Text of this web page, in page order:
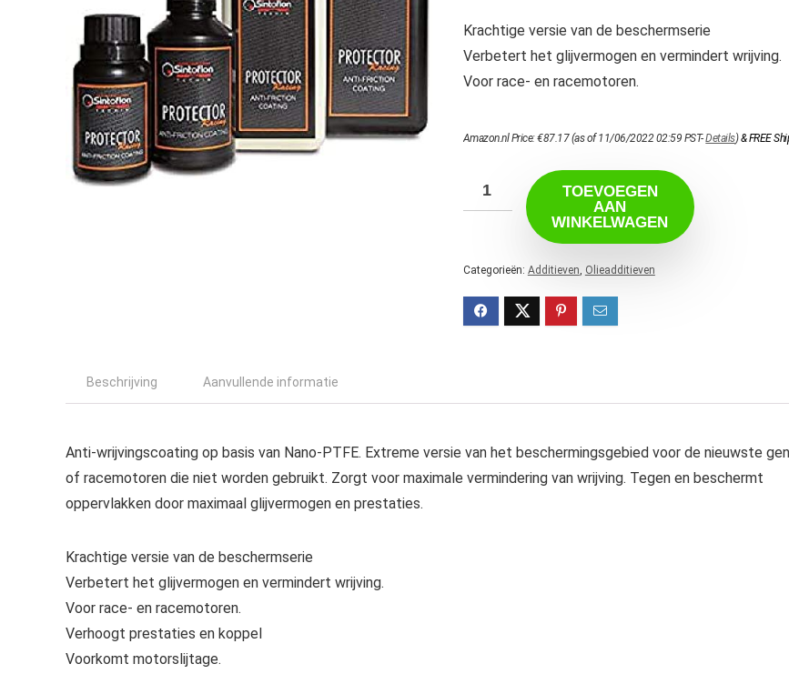
Krachtige versie van de beschermserie
Verbetert het glijvermogen en vermindert wrijving.
Voor race- en racemotoren.
Amazon.nl Price:€87.17(as of 11/06/2022 02:59 PST-Details)&FREE
TOEVOEGEN
AAN
WINKELWAGEN
Categorieën: Additieven, Olieadditieven
Beschrijving Aanvullende informatie
Anti-wrijvingscoating op basis van Nano-PTFE. Extreme versie van het beschermingsgebied voor de nieuwste
of racemotoren die niet worden gebruikt. Zorgt voor maximale vermindering van wrijving. Tegen en beschermt
oppervlakken door maximaal glijvermogen en prestaties.
Krachtige versie van de beschermserie
Verbetert het glijvermogen en vermindert wrijving.
Voor race- en racemotoren.
Verhoogt prestaties en koppel
Voorkomt motorslijtage.